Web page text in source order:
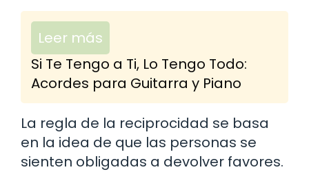
Leer más
Si Te Tengo a Ti, Lo Tengo Todo:
Acordes para Guitarra y Piano
La regla de la reciprocidad se basa
en la idea de que las personas se
sienten obligadas a devolver favores.